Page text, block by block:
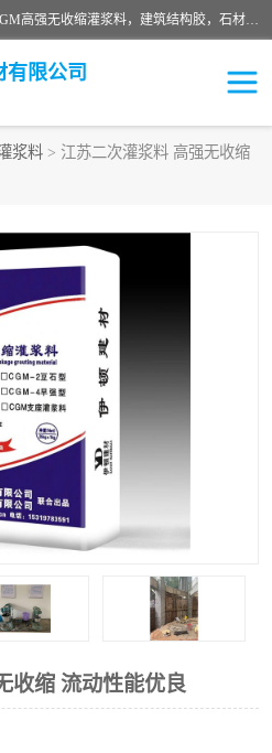
西安伊顿建材有限公司主营产品：CGM高强无收缩灌浆料，建筑结构胶，石材粘合剂，柔性防水材料，环氧修补砂浆等在各个行业得到了客户认可。
有限公司
浆料 > 江苏二次灌浆料 高强无收缩
收缩 流动性能优良
修补砂浆
水泥路面修补材料
沥青冷补料
速凝剂
金刚砂
防静电不发火砂浆
混凝土防碳化涂料